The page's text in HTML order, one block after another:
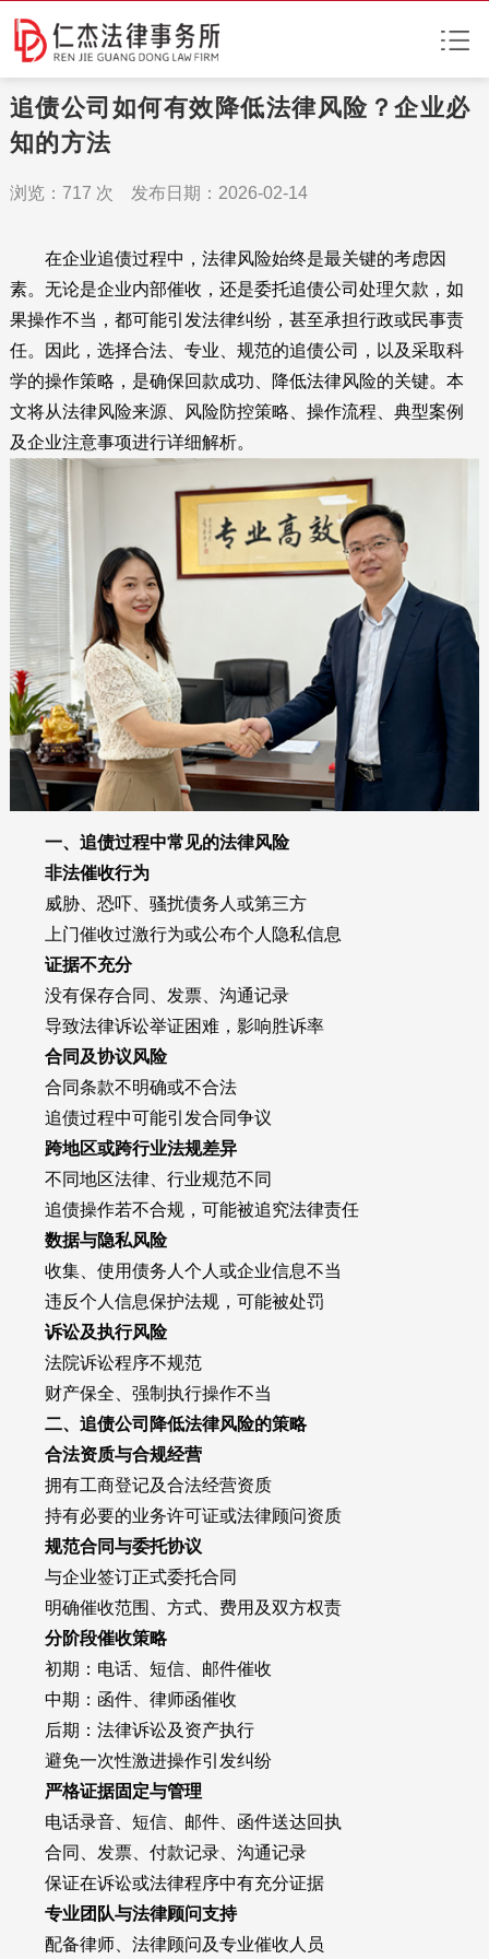
追债公司如何有效降低法律风险？企业必
知的方法
浏览： 717 次 发布日期：2026-02-14
在企业追债过程中，法律风险始终是最关键的考虑因
素。无论是企业内部催收，还是委托追债公司处理欠款，如
果操作不当，都可能引发法律纠纷，甚至承担行政或民事责
任。因此，选择合法、专业、规范的追债公司，以及采取科
学的操作策略，是确保回款成功、降低法律风险的关键。本
文将从法律风险来源、风险防控策略、操作流程、典型案例
及企业注意事项进行详细解析。
一、追债过程中常见的法律风险
非法催收行为
威胁、恐吓、骚扰债务人或第三方
上门催收过激行为或公布个人隐私信息
证据不充分
没有保存合同、发票、沟通记录
导致法律诉讼举证困难，影响胜诉率
合同及协议风险
合同条款不明确或不合法
追债过程中可能引发合同争议
跨地区或跨行业法规差异
不同地区法律、行业规范不同
追债操作若不合规，可能被追究法律责任
数据与隐私风险
收集、使用债务人个人或企业信息不当
违反个人信息保护法规，可能被处罚
诉讼及执行风险
法院诉讼程序不规范
财产保全、强制执行操作不当
二、追债公司降低法律风险的策略
合法资质与合规经营
拥有工商登记及合法经营资质
持有必要的业务许可证或法律顾问资质
规范合同与委托协议
与企业签订正式委托合同
明确催收范围、方式、费用及双方权责
分阶段催收策略
初期：电话、短信、邮件催收
中期：函件、律师函催收
后期：法律诉讼及资产执行
避免一次性激进操作引发纠纷
严格证据固定与管理
电话录音、短信、邮件、函件送达回执
合同、发票、付款记录、沟通记录
保证在诉讼或法律程序中有充分证据
专业团队与法律顾问支持
配备律师、法律顾问及专业催收人员